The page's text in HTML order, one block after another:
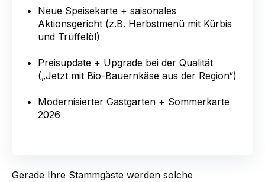
Neue Speisekarte + saisonales
Aktionsgericht (z.B. Herbstmenü mit Kürbis
und Trüffelöl)
Preisupdate + Upgrade bei der Qualität
(„Jetzt mit Bio-Bauernkäse aus der Region“)
Modernisierter Gastgarten + Sommerkarte
2026
Gerade Ihre Stammgäste werden solche